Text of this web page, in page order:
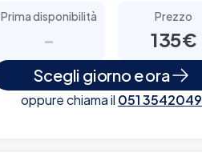
Prima disponibilità
-
Prezzo
135€
Scegli giorno e ora
oppure chiama il 051 3542049